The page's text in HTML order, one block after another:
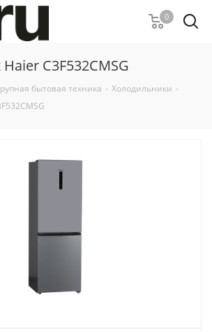
0
C3F532CMSG
бытовая техника - Холодильники -